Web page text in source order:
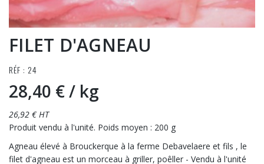
FILET D'AGNEAU
RÉF : 24
28,40 €/ kg
26,92 € HT
Produit vendu à l'unité. Poids moyen : 200 g
Agneau élevé à Brouckerque à la ferme Debavelaere et fils , le
filet d'agneau est un morceau à griller, poêller - Vendu à l'unité